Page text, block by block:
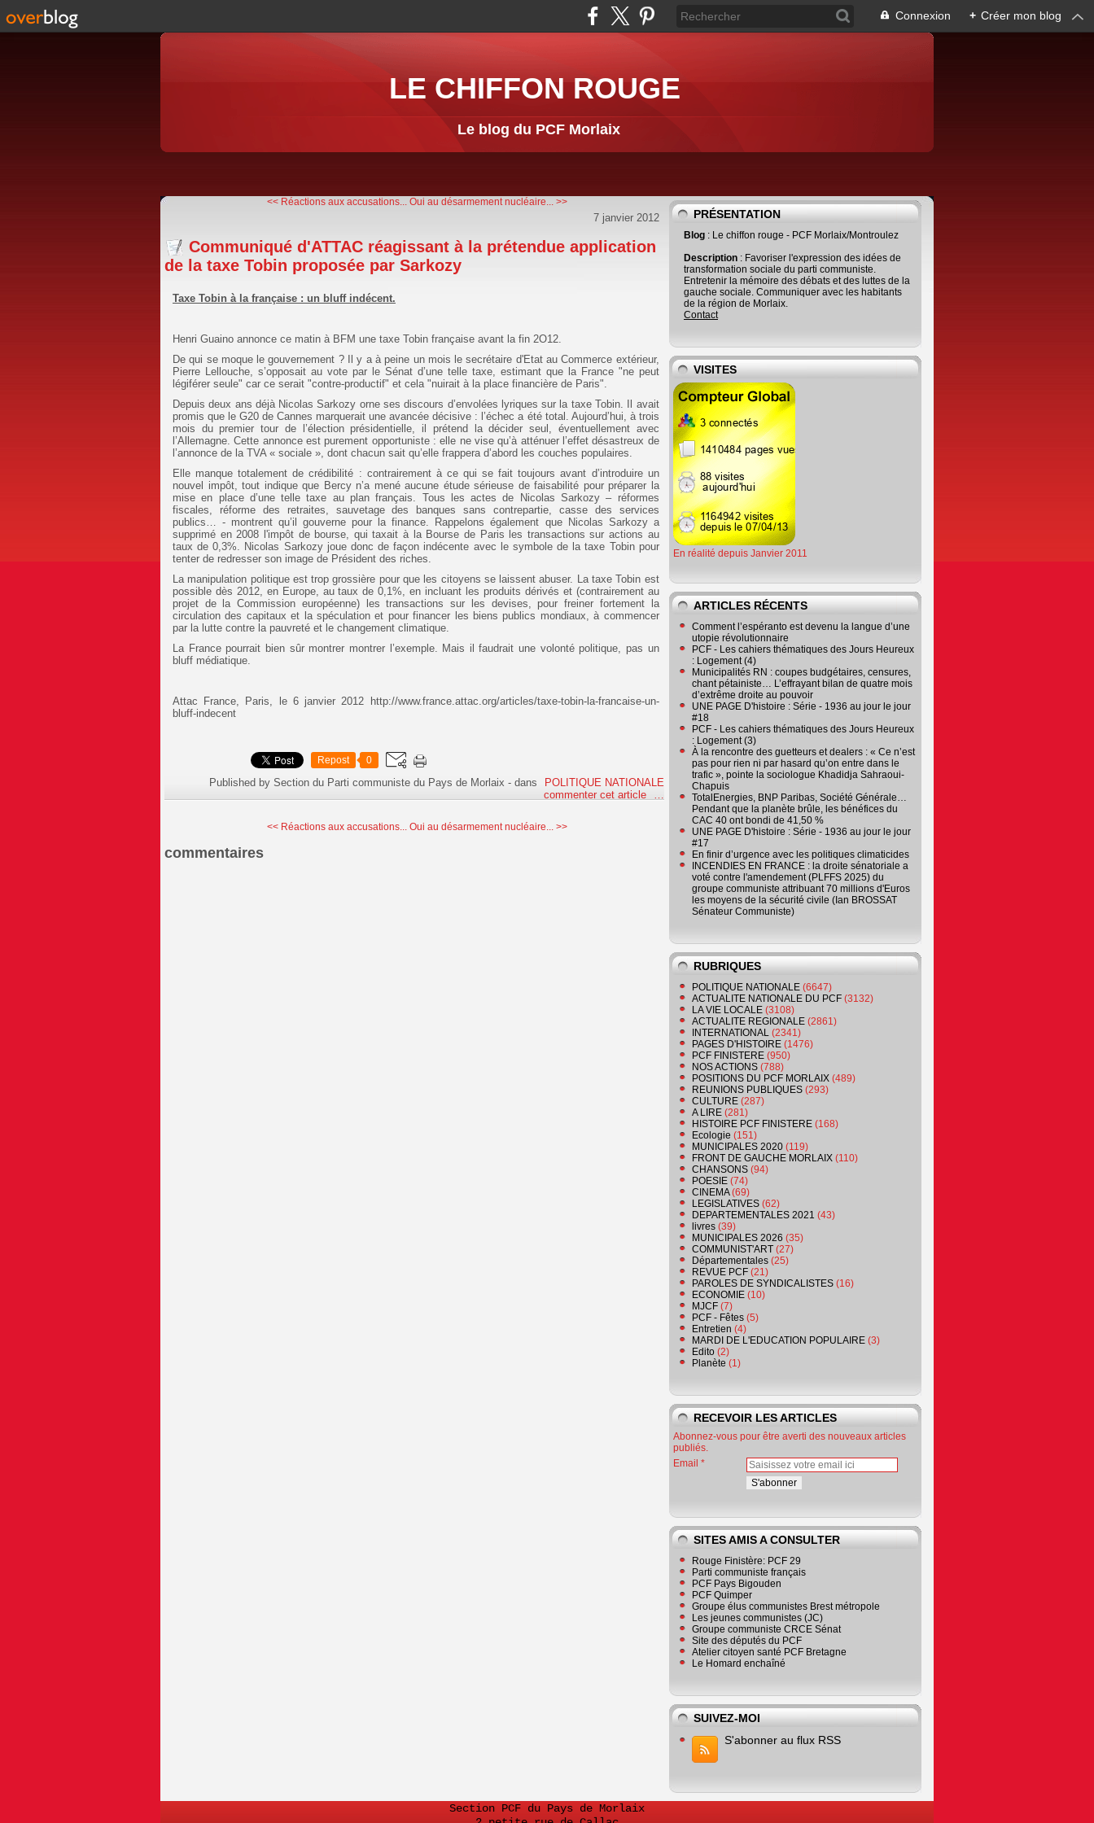
Connexion + Créer mon blog
LE CHIFFON ROUGE
Le blog du PCF Morlaix
<< Réactions aux accusations... Oui au désarmement nucléaire... >>
7 janvier 2012
Communiqué d'ATTAC réagissant à la prétendue application
de la taxe Tobin proposée par Sarkozy
Taxe Tobin à la française : un bluff indécent.
Henri Guaino annonce ce matin à BFM une taxe Tobin française avant la fin 2O12.
De qui se moque le gouvernement ? Il y a à peine un mois le secrétaire d'Etat au Commerce extérieur,
Pierre Lellouche, s’opposait au vote par le Sénat d’une telle taxe, estimant que la France "ne peut
légiférer seule" car ce serait "contre-productif" et cela "nuirait à la place financière de Paris".
Depuis deux ans déjà Nicolas Sarkozy orne ses discours d’envolées lyriques sur la taxe Tobin. Il avait
promis que le G20 de Cannes marquerait une avancée décisive : l’échec a été total. Aujourd’hui, à trois
mois du premier tour de l’élection présidentielle, il prétend la décider seul, éventuellement avec
l’Allemagne. Cette annonce est purement opportuniste : elle ne vise qu’à atténuer l’effet désastreux de
l’annonce de la TVA « sociale », dont chacun sait qu’elle frappera d’abord les couches populaires.
Elle manque totalement de crédibilité : contrairement à ce qui se fait toujours avant d’introduire un
nouvel impôt, tout indique que Bercy n’a mené aucune étude sérieuse de faisabilité pour préparer la
mise en place d’une telle taxe au plan français. Tous les actes de Nicolas Sarkozy – réformes
fiscales, réforme des retraites, sauvetage des banques sans contrepartie, casse des services
publics… - montrent qu’il gouverne pour la finance. Rappelons également que Nicolas Sarkozy a
supprimé en 2008 l'impôt de bourse, qui taxait à la Bourse de Paris les transactions sur actions au
taux de 0,3%. Nicolas Sarkozy joue donc de façon indécente avec le symbole de la taxe Tobin pour
tenter de redresser son image de Président des riches.
La manipulation politique est trop grossière pour que les citoyens se laissent abuser. La taxe Tobin est
possible dès 2012, en Europe, au taux de 0,1%, en incluant les produits dérivés et (contrairement au
projet de la Commission européenne) les transactions sur les devises, pour freiner fortement la
circulation des capitaux et la spéculation et pour financer les biens publics mondiaux, à commencer
par la lutte contre la pauvreté et le changement climatique.
La France pourrait bien sûr montrer montrer l’exemple. Mais il faudrait une volonté politique, pas un
bluff médiatique.
Attac France, Paris, le 6 janvier 2012 http://www.france.attac.org/articles/taxe-tobin-la-francaise-un-
bluff-indecent
Repost 0
Published by Section du Parti communiste du Pays de Morlaix -dans
POLITIQUE NATIONALE
commenter cet article
…
<< Réactions aux accusations... Oui au désarmement nucléaire... >>
commentaires
PRÉSENTATION
Blog : Le chiffon rouge - PCF Morlaix/Montroulez
Description : Favoriser l'expression des idées de
transformation sociale du parti communiste.
Entretenir la mémoire des débats et des luttes de la
gauche sociale. Communiquer avec les habitants
de la région de Morlaix.
Contact
VISITES
En réalité depuis Janvier 2011
ARTICLES RÉCENTS
Comment l’espéranto est devenu la langue d’une
utopie révolutionnaire
PCF - Les cahiers thématiques des Jours Heureux
: Logement (4)
Municipalités RN : coupes budgétaires, censures,
chant pétainiste… L’effrayant bilan de quatre mois
d’extrême droite au pouvoir
UNE PAGE D'histoire : Série - 1936 au jour le jour
#18
PCF - Les cahiers thématiques des Jours Heureux
: Logement (3)
À la rencontre des guetteurs et dealers : « Ce n’est
pas pour rien ni par hasard qu’on entre dans le
trafic », pointe la sociologue Khadidja Sahraoui-
Chapuis
TotalEnergies, BNP Paribas, Société Générale…
Pendant que la planète brûle, les bénéfices du
CAC 40 ont bondi de 41,50 %
UNE PAGE D'histoire : Série - 1936 au jour le jour
#17
En finir d’urgence avec les politiques climaticides
INCENDIES EN FRANCE : la droite sénatoriale a
voté contre l'amendement (PLFFS 2025) du
groupe communiste attribuant 70 millions d'Euros
les moyens de la sécurité civile (Ian BROSSAT
Sénateur Communiste)
RUBRIQUES
POLITIQUE NATIONALE (6647)
ACTUALITE NATIONALE DU PCF (3132)
LA VIE LOCALE (3108)
ACTUALITE REGIONALE (2861)
INTERNATIONAL (2341)
PAGES D'HISTOIRE (1476)
PCF FINISTERE (950)
NOS ACTIONS (788)
POSITIONS DU PCF MORLAIX (489)
REUNIONS PUBLIQUES (293)
CULTURE (287)
A LIRE (281)
HISTOIRE PCF FINISTERE (168)
Ecologie (151)
MUNICIPALES 2020 (119)
FRONT DE GAUCHE MORLAIX (110)
CHANSONS (94)
POESIE (74)
CINEMA(69)
LEGISLATIVES (62)
DEPARTEMENTALES 2021 (43)
livres (39)
MUNICIPALES 2026 (35)
COMMUNIST'ART (27)
Départementales (25)
REVUE PCF (21)
PAROLES DE SYNDICALISTES (16)
ECONOMIE (10)
MJCF (7)
PCF - Fêtes (5)
Entretien (4)
MARDI DE L'EDUCATION POPULAIRE (3)
Edito (2)
Planète (1)
RECEVOIR LES ARTICLES
Abonnez-vous pour être averti des nouveaux articles
publiés.
Email
SITES AMIS A CONSULTER
Rouge Finistère: PCF 29
Parti communiste français
PCF Pays Bigouden
PCF Quimper
Groupe élus communistes Brest métropole
Les jeunes communistes (JC)
Groupe communiste CRCE Sénat
Site des députés du PCF
Atelier citoyen santé PCF Bretagne
Le Homard enchaîné
SUIVEZ-MOI
S'abonner au flux RSS
Section PCF du Pays de Morlaix